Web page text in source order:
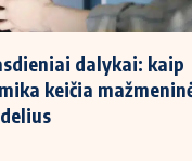
dalykai: kaip
keičia